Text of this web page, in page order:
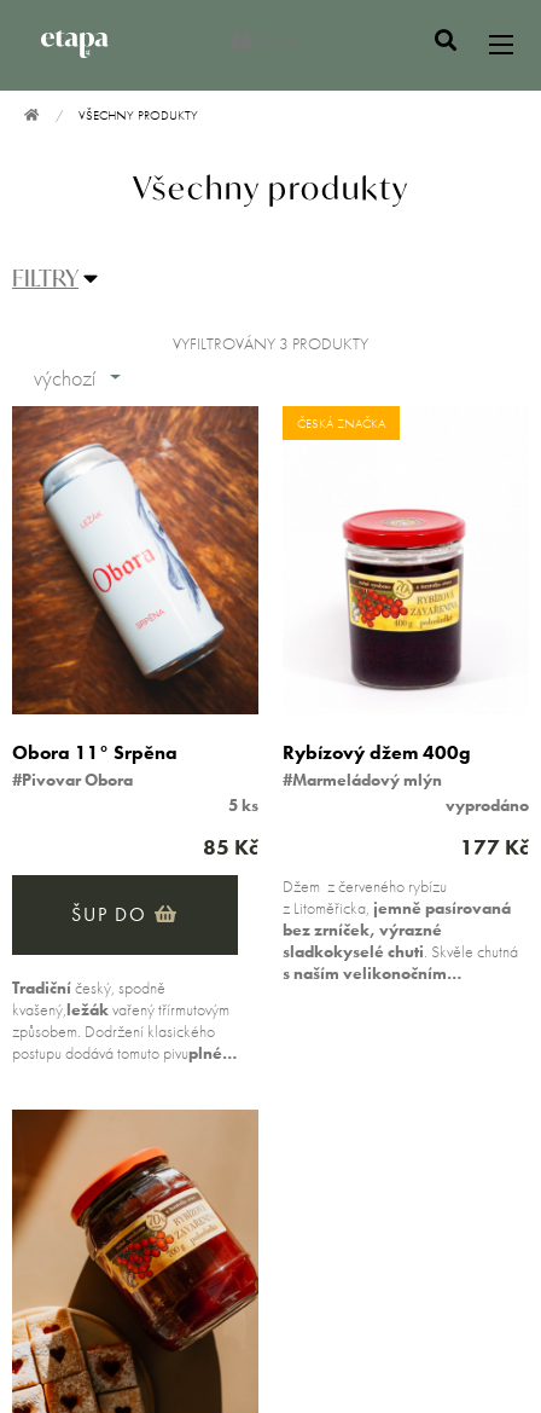
VŠECHNY PRODUKTY
Všechny produkty
FILTRY
VYFILTROVÁNY 3 PRODUKTY
výchozí
Obora 11° Srpěna
#Pivovar Obora
5 ks
85 Kč
ŠUP DO
Tradičníčeský, spodně
kvašený,ležákvařený třírmutovým
způsobem. Dodržení klasického
postupu dodává tomuto pivuplné…
ČESKÁ ZNAČKA
Rybízový džem 400g
#Marmeládový mlýn
vyprodáno
177 Kč
Džem z červeného rybízu
z Litoměřicka, jemně pasírovaná
bez zrníček, výrazné
sladkokyselé chuti. Skvěle chutná
s naším velikonočním…